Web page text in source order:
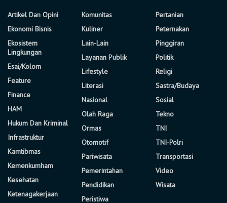
Artikel Dan Opini
Ekonomi Bisnis
Ekosistem
Lingkungan
Esai/Kolom
Feature
Finance
HAM
Hukum Dan Kriminal
Infrastruktur
Kamtibmas
Kemenkumham
Kesehatan
Ketenagakerjaan
Komunitas
Kuliner
Lain-Lain
Layanan Publik
Lifestyle
Literasi
Nasional
Olah Raga
Ormas
Otomotif
Pariwisata
Pemerintahan
Pendidikan
Peristiwa
Pertanian
Peternakan
Pinggiran
Politik
Religi
Sastra/Budaya
Sosial
Tekno
TNI
TNI-Polri
Transportasi
Video
Wisata